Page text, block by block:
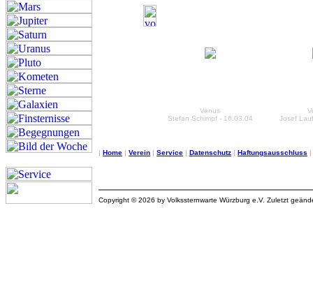
Venus
Stefan Schimpf - 16.03.04
Josef
| Home | Verein | Service | Datenschutz | Haftungsausschluss |
Copyright © 2026 by Volkssternwarte Würzburg e.V. Zuletzt